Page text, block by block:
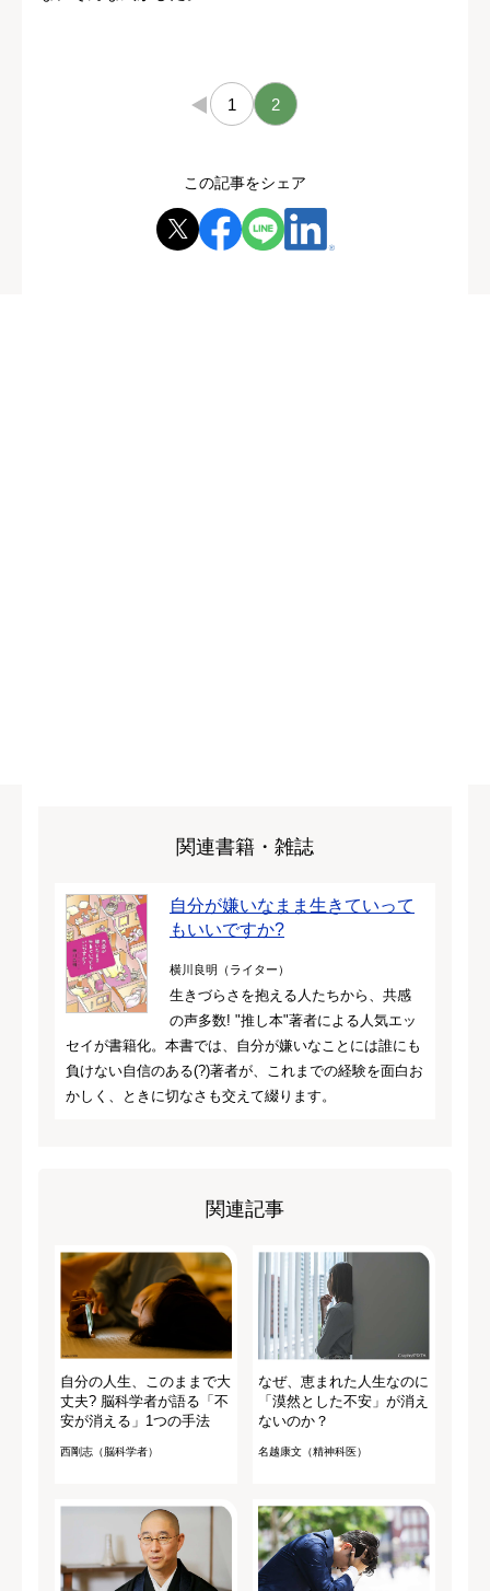
← 1 2
この記事をシェア
関連書籍・雑誌
自分が嫌いなまま生きていって
もいいですか?
横川良明（ライター）
生きづらさを抱える人たちから、共感
の声多数! "推し本"著者による人気エッ
セイが書籍化。本書では、自分が嫌いなことには誰にも
負けない自信のある(?)著者が、これまでの経験を面白お
かしく、ときに切なさも交えて綴ります。
関連記事
自分の人生、このままで大
丈夫? 脳科学者が語る「不
安が消える」1つの手法
西剛志（脳科学者）
なぜ、恵まれた人生なのに
「漠然とした不安」が消え
ないのか？
名越康文（精神科医）